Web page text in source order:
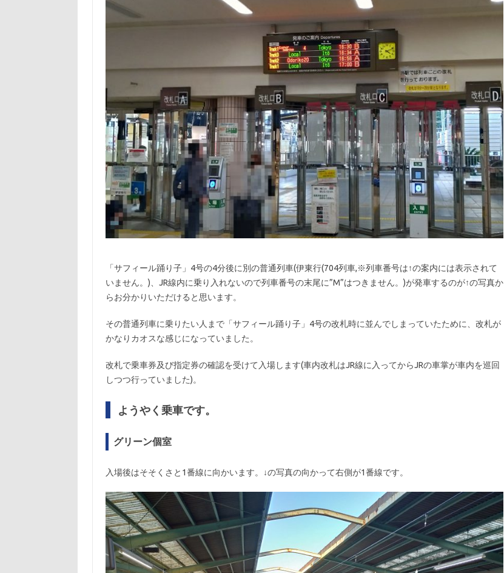
「サフィール踊り子」4号の4分後に別の普通列車(伊東行(704列車,※列車番号は↑の案内には表示されて
いません。)、JR線内に乗り入れないので列車番号の末尾に”M”はつきません。)が発車するのが↑の写真か
らお分かりいただけると思います。
その普通列車に乗りたい人まで「サフィール踊り子」4号の改札時に並んでしまっていたために、改札が
かなりカオスな感じになっていました。
改札で乗車券及び指定券の確認を受けて入場します(車内改札はJR線に入ってからJRの車掌が車内を巡回
しつつ行っていました)。
ようやく乗車です。
グリーン個室
入場後はそそくさと1番線に向かいます。↓の写真の向かって右側が1番線です。